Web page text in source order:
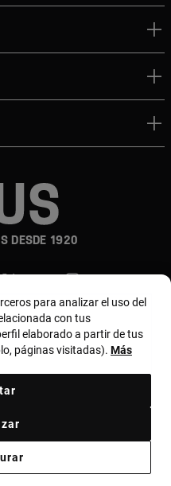
DESDE 1920
/ Chilean Peso
para analizar el uso del
con tus
elaborado a partir de tus
páginas visitadas). Más